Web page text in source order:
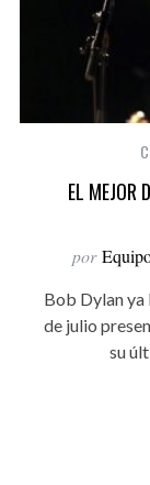
EL MEJOR
por
Bob Dylan ya
de julio
su